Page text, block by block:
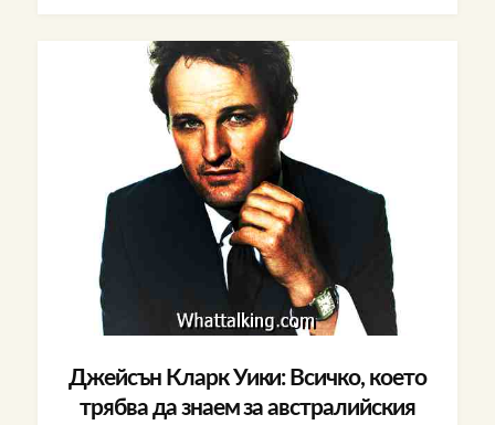
Джейсън Кларк Уики: Всичко, което
трябва да знаем за австралийския